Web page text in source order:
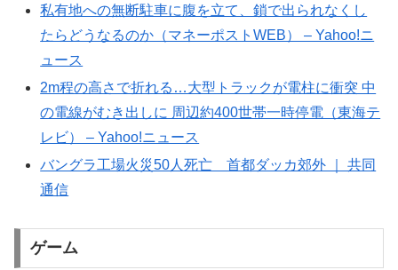
私有地への無断駐車に腹を立て、鎖で出られなくし
たらどうなるのか（マネーポストWEB） – Yahoo!ニ
ュース
2m程の高さで折れる…大型トラックが電柱に衝突 中
の電線がむき出しに 周辺約400世帯一時停電（東海テ
レビ） – Yahoo!ニュース
バングラ工場火災50人死亡 首都ダッカ郊外 ｜ 共同
通信
ゲーム